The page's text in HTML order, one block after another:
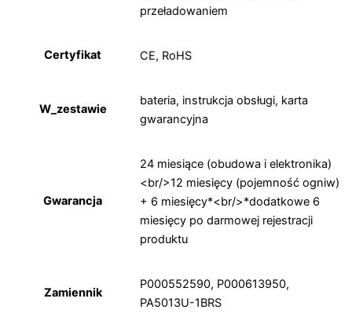
przeładowaniem
Certyfikat CE, RoHS
W_zestawie
bateria, instrukcja obsługi, karta
gwarancyjna
Gwarancja
24 miesiące (obudowa i elektronika)
<br/>12 miesięcy (pojemność ogniw)
+ 6 miesięcy*<br/>*dodatkowe 6
miesięcy po darmowej rejestracji
produktu
Zamiennik
P000552590, P000613950,
PA5013U-1BRS